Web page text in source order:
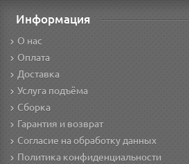
Информация
О нас
Оплата
Доставка
Услуга подъёма
Сборка
Гарантия и возврат
Согласие на обработку данных
Политика конфиденциальности